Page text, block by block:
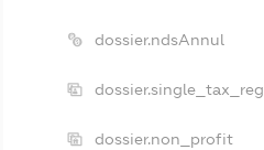
dossier.ndsAnnul
dossier.single_tax_reg
dossier.non_profit